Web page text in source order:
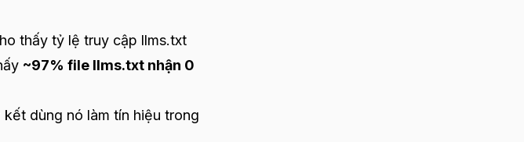
thấy tỷ lệ truy cập llms.txt
~97% file llms.txt nhận 0
dùng nó làm tín hiệu trong